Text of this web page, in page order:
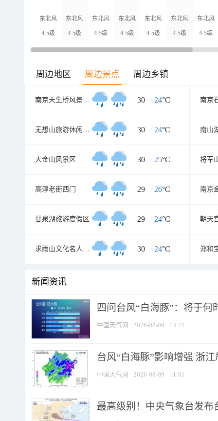
东北风
4-5级
东北风
4-5级
东北风
4-5级
东北风
4-5级
东北风
4-5级
东北风
4-5级
东北风
4-5级
周边地区 周边景点 周边乡镇
南京天生桥风景名胜区 30 / 24°C
无想山旅游休闲度假区 30 / 24°C 南山
大金山风景区 30 / 25°C 将军
高淳老街西门 29 / 26°C 南京
甘泉湖旅游度假区 29 / 24°C 朝天
求雨山文化名人纪念馆 30 / 24°C 郑和
新闻资讯
四问台风“白海豚”：将于
中国天气网 2026-08-09 13:21
台风“白海豚”影响增强 浙
中国天气网 2026-08-09 11:01
最高级别！中央气象台发布